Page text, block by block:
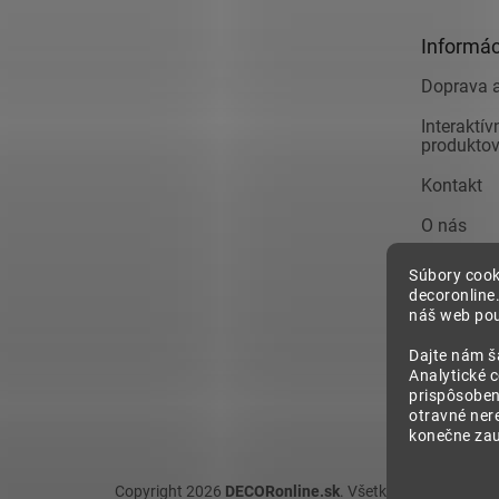
Súbory
náš web
Dajte nám
Analytické
otravné
konečne
Doprava
produktov
Kontakt
O nás
Pre firmy
Zásady
Copyright 2026 DECORonline.sk. Všetky práva